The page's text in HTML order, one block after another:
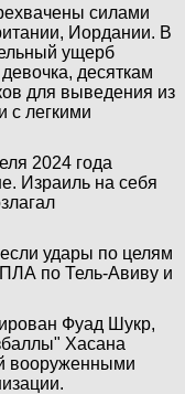
силами
Иордании. В
ущерб
десяткам
для выведения из
с легкими
2024 года
Израиль на себя
удары по целям
по Тель-Авиву и
Фуад Шукр,
Хасана
вооруженными